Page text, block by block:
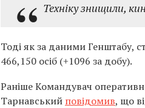
Техніку знищили,
Тоді як за даними Генштабу,
466,150 осіб (+1096 за добу).
Раніше Командувач
Тарнавський повідомив, що